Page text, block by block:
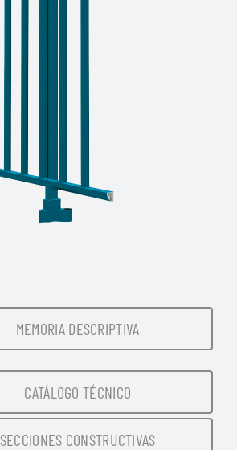
MEMORIA DESCRIPTIVA
CATÁLOGO TÉCNICO
SECCIONES CONSTRUCTIVAS